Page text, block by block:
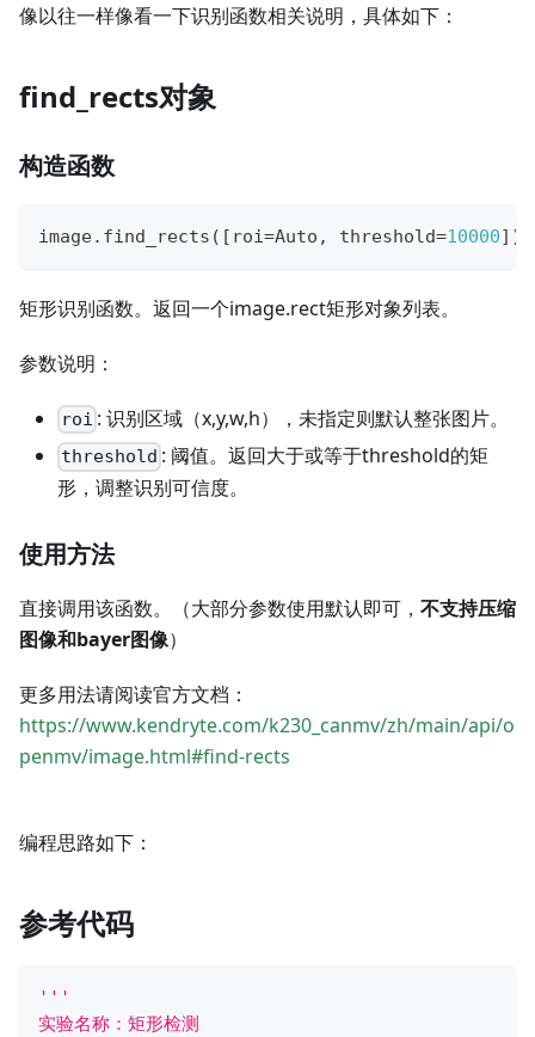
像以往一样像看一下识别函数相关说明，具体如下：
find_rects对象
构造函数
image. find_rects ( [ roi=Auto , threshold=10000] )
矩形识别函数。返回一个image.rect矩形对象列表。
参数说明：
roi : 识别区域（x,y,w,h），未指定则默认整张图片。
threshold : 阈值。返回大于或等于threshold的矩
形，调整识别可信度。
使用方法
直接调用该函数。（大部分参数使用默认即可， 不支持压缩
图像和bayer图像）
更多用法请阅读官方文档：
https://www.kendryte.com/k230_canmv/zh/main/api/o
penmv/image.html#find-rects
编程思路如下：
参考代码
'''
实验名称：矩形检测